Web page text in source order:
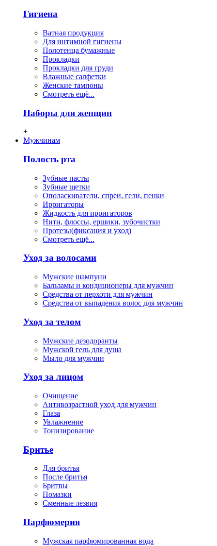
Гигиена
Ватная продукция
Для интимной гигиены
Полотенца бумажные
Прокладки
Прокладки для груди
Влажные салфетки
Женские тампоны
Смотреть ещё...
Наборы для женщин
+
Мужчинам
Полость рта
Зубные пасты
Зубные щетки
Ополаскиватели, спреи, гели, пенки
Ирригаторы
Жидкость для ирригаторов
Нити, флосcы, ершики, зубочистки
Протезы(фиксация и уход)
Смотреть ещё...
Уход за волосами
Мужские шампуни
Бальзамы и кондиционеры для мужчин
Средства от перхоти для мужчин
Средства от выпадения волос для мужчин
Уход за телом
Мужские дезодоранты
Мужской гель для душа
Мыло для мужчин
Уход за лицом
Очищение
Антивозрастной уход для мужчин
Глаза
Увлажнение
Тонизирование
Бритье
Для бритья
После бритья
Бритвы
Помазки
Сменные лезвия
Парфюмерия
Мужская парфюмированная вода